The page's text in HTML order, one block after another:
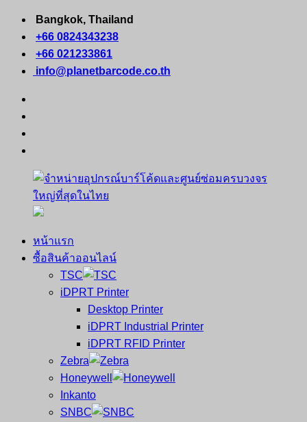
Skip
content
Bangkok, Thailand
+66 0824343238
+66 021233861
info@planetbarcode.co.th
จำหน่าย
คอมพิวเตอร์
หน้าแรก
ซื้อสินค้าออนไลน์
TSC
iDPRT Printer
Desktop Printer
iDPRT Industrial Printer
iDPRT RFID Printer
Zebra
Honeywell
Inkanto
SNBC